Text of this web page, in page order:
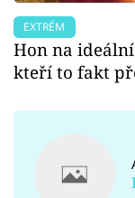
EXTRÉM
Hon na ideální
kteří to fakt